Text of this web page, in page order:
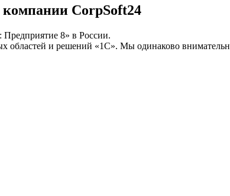
CorpSoft24
8» в России.
областей и решений «1С». Мы одинаково